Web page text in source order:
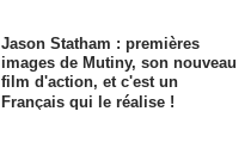
Jason Statham : premières
images de Mutiny, son nouveau
film d'action, et c'est un
Français qui le réalise !